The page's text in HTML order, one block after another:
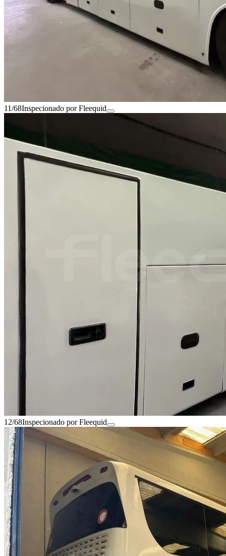
11/68Inspecionado por Fleequid
12/68Inspecionado por Fleequid